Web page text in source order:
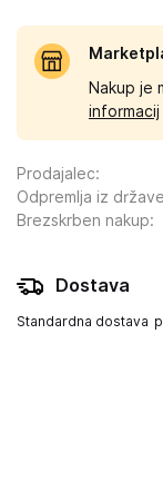
Nakup je
informacij
Prodajalec:
Odpremlja iz države
Brezskrben nakup:
Dostava
Standardna dostava